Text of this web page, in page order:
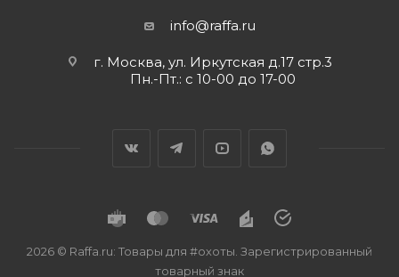
info@raffa.ru
г. Москва, ул. Иркутская д.17 стр.3
Пн.-Пт.: с 10-00 до 17-00
2026 © Raffa.ru: Товары для #охоты. Зарегистрированный
товарный знак